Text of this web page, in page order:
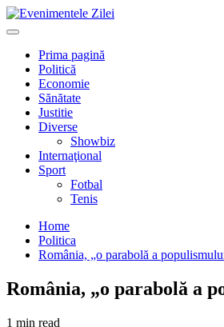
Mergi
la
Primary
Prima pagină
Politică
Economie
Sănătate
Justitie
Diverse
Showbiz
Internaţional
Sport
Fotbal
Tenis
Home
Politica
România, „o parabolă a
România, „o parabolă a
1 min read